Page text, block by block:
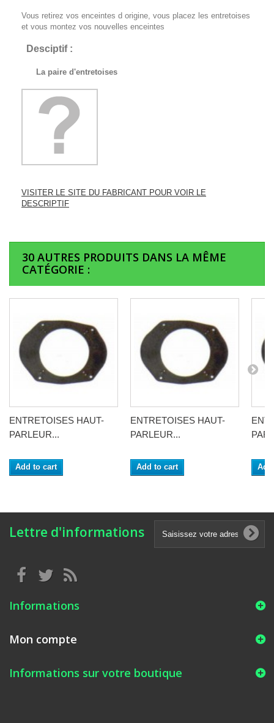
Vous retirez vos enceintes d origine, vous placez les entretoises
et vous montez vos nouvelles enceintes
Desciptif :
La paire d'entretoises
VISITER LE SITE DU FABRICANT POUR VOIR LE
DESCRIPTIF
30 AUTRES PRODUITS DANS LA MÊME
CATÉGORIE :
ENTRETOISES HAUT-
PARLEUR...
Add to cart
ENTRETOISES HAUT-
PARLEUR...
Add to cart
Lettre d'informations
Informations
Mon compte
Informations sur votre boutique